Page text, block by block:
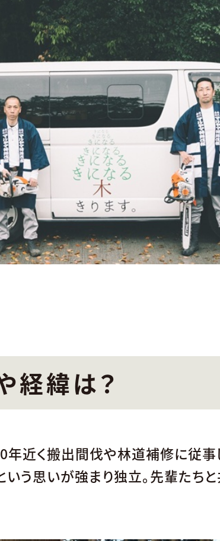
経緯は？
近く搬出間伐や林道補修に従事
う思いが強まり独立。先輩たち